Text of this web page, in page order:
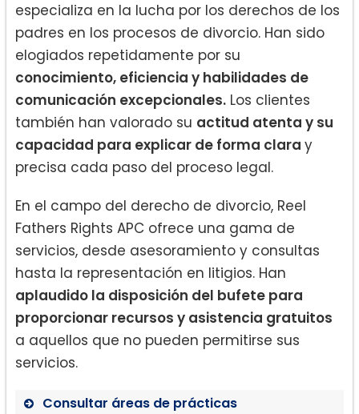
especializa en la lucha por los derechos de los
padres en los procesos de divorcio. Han sido
elogiados repetidamente por su
conocimiento, eficiencia y habilidades de
comunicación excepcionales. Los clientes
también han valorado su actitud atenta y su
capacidad para explicar de forma clara y
precisa cada paso del proceso legal.
En el campo del derecho de divorcio, Reel
Fathers Rights APC ofrece una gama de
servicios, desde asesoramiento y consultas
hasta la representación en litigios. Han
aplaudido la disposición del bufete para
proporcionar recursos y asistencia gratuitos
a aquellos que no pueden permitirse sus
servicios.
Consultar áreas de prácticas